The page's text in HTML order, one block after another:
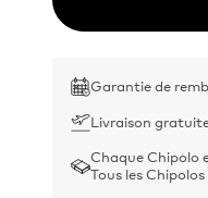
Garantie de
Livraison
Chaque Chipolo
Tous les